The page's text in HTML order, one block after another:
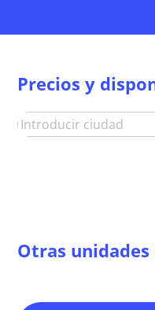
Precios y
Otras